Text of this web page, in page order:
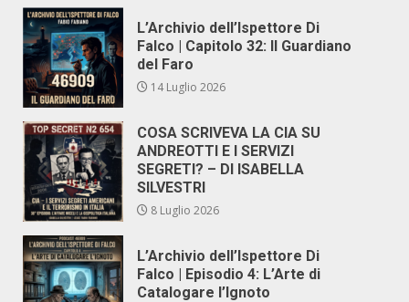
L’Archivio dell’Ispettore Di
Falco | Capitolo 32: Il Guardiano
del Faro
14 Luglio 2026
COSA SCRIVEVA LA CIA SU
ANDREOTTI E I SERVIZI
SEGRETI? – DI ISABELLA
SILVESTRI
8 Luglio 2026
L’Archivio dell’Ispettore Di
Falco | Episodio 4: L’Arte di
Catalogare l’Ignoto